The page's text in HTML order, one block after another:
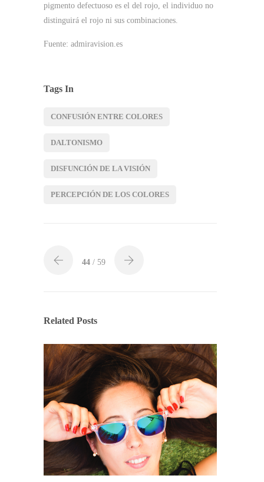
pigmento defectuoso es el del rojo, el individuo no
distinguirá el rojo ni sus combinaciones.
Fuente: admiravision.es
Tags In
CONFUSIÓN ENTRE COLORES
DALTONISMO
DISFUNCIÓN DE LA VISIÓN
PERCEPCIÓN DE LOS COLORES
44 / 59
Related Posts